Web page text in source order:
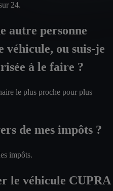
24.
autre personne
véhicule, ou suis-je
à le faire ?
le plus proche pour plus
de mes impôts ?
impôts.
le véhicule CUPRA